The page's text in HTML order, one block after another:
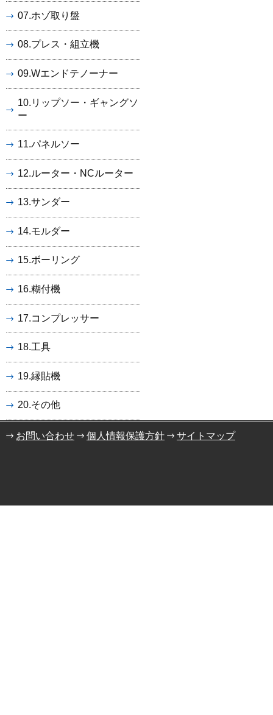
07.ホゾ取り盤
08.プレス・組立機
09.Wエンドテノーナー
10.リップソー・ギャングソ
ー
11.パネルソー
12.ルーター・NCルーター
13.サンダー
14.モルダー
15.ボーリング
16.糊付機
17.コンプレッサー
18.工具
19.縁貼機
20.その他
お問い合わせ 個人情報保護方針 サイトマップ